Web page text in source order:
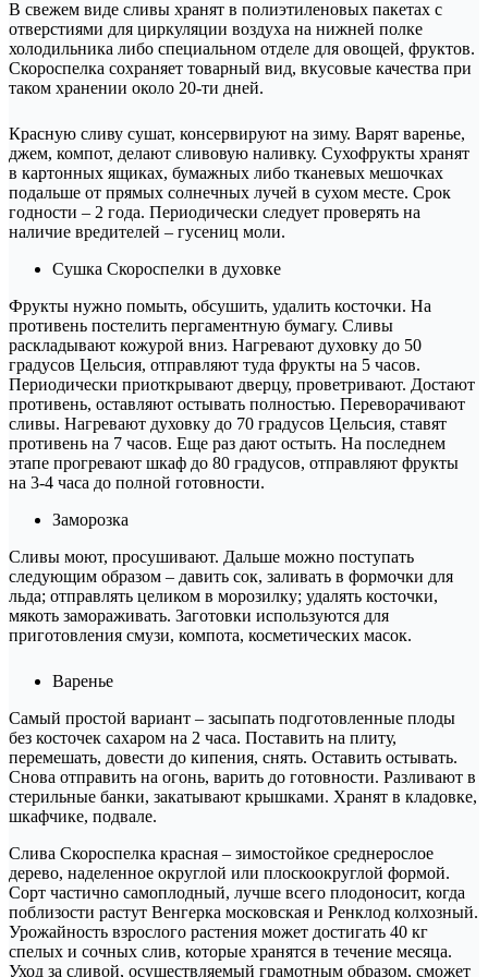
В свежем виде сливы хранят в полиэтиленовых пакетах с
отверстиями для циркуляции воздуха на нижней полке
холодильника либо специальном отделе для овощей, фруктов.
Скороспелка сохраняет товарный вид, вкусовые качества при
таком хранении около 20-ти дней.
Красную сливу сушат, консервируют на зиму. Варят варенье,
джем, компот, делают сливовую наливку. Сухофрукты хранят
в картонных ящиках, бумажных либо тканевых мешочках
подальше от прямых солнечных лучей в сухом месте. Срок
годности – 2 года. Периодически следует проверять на
наличие вредителей – гусениц моли.
Сушка Скороспелки в духовке
Фрукты нужно помыть, обсушить, удалить косточки. На
противень постелить пергаментную бумагу. Сливы
раскладывают кожурой вниз. Нагревают духовку до 50
градусов Цельсия, отправляют туда фрукты на 5 часов.
Периодически приоткрывают дверцу, проветривают. Достают
противень, оставляют остывать полностью. Переворачивают
сливы. Нагревают духовку до 70 градусов Цельсия, ставят
противень на 7 часов. Еще раз дают остыть. На последнем
этапе прогревают шкаф до 80 градусов, отправляют фрукты
на 3-4 часа до полной готовности.
Заморозка
Сливы моют, просушивают. Дальше можно поступать
следующим образом – давить сок, заливать в формочки для
льда; отправлять целиком в морозилку; удалять косточки,
мякоть замораживать. Заготовки используются для
приготовления смузи, компота, косметических масок.
Варенье
Самый простой вариант – засыпать подготовленные плоды
без косточек сахаром на 2 часа. Поставить на плиту,
перемешать, довести до кипения, снять. Оставить остывать.
Снова отправить на огонь, варить до готовности. Разливают в
стерильные банки, закатывают крышками. Хранят в кладовке,
шкафчике, подвале.
Слива Скороспелка красная – зимостойкое среднерослое
дерево, наделенное округлой или плоскоокруглой формой.
Сорт частично самоплодный, лучше всего плодоносит, когда
поблизости растут Венгерка московская и Ренклод колхозный.
Урожайность взрослого растения может достигать 40 кг
спелых и сочных слив, которые хранятся в течение месяца.
Уход за сливой, осуществляемый грамотным образом, сможет